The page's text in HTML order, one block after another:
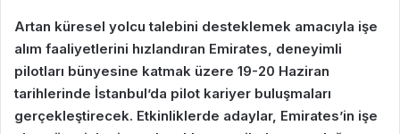
Artan küresel yolcu talebini desteklemek amacıyla işe
alım faaliyetlerini hızlandıran Emirates, deneyimli
pilotları bünyesine katmak üzere 19-20 Haziran
tarihlerinde İstanbul’da pilot kariyer buluşmaları
gerçekleştirecek. Etkinliklerde adaylar, Emirates’in işe